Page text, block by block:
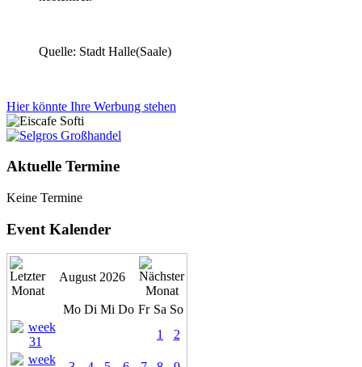
Quelle: Stadt Halle(Saale)
Hier könnte Ihre Werbung stehen
Aktuelle Termine
Keine Termine
Event Kalender
August 2026
Mo Di Mi Do Fr Sa So
1
2